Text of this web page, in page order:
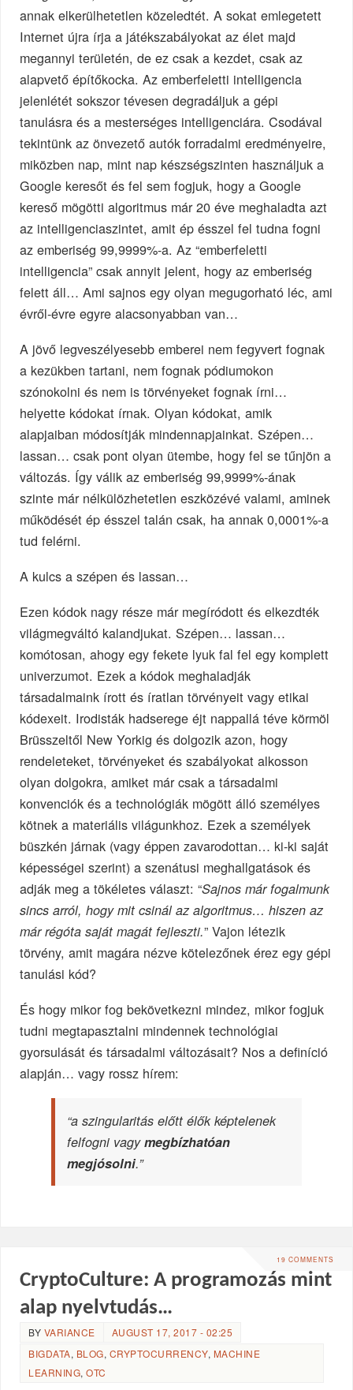
annak elkerülhetetlen közeledtét. A sokat emlegetett
Internet újra írja a játékszabályokat az élet majd
megannyi területén, de ez csak a kezdet, csak az
alapvető építőkocka. Az emberfeletti intelligencia
jelenlétét sokszor tévesen degradáljuk a gépi
tanulásra és a mesterséges intelligenciára. Csodával
tekintünk az önvezető autók forradalmi eredményeire,
miközben nap, mint nap készségszinten használjuk a
Google keresőt és fel sem fogjuk, hogy a Google
kereső mögötti algoritmus már 20 éve meghaladta azt
az intelligenciaszintet, amit ép ésszel fel tudna fogni
az emberiség 99,9999%-a. Az “emberfeletti
intelligencia” csak annyit jelent, hogy az emberiség
felett áll… Ami sajnos egy olyan megugorható léc, ami
évről-évre egyre alacsonyabban van…
A jövő legveszélyesebb emberei nem fegyvert fognak
a kezükben tartani, nem fognak pódiumokon
szónokolni és nem is törvényeket fognak írni…
helyette kódokat írnak. Olyan kódokat, amik
alapjaiban módosítják mindennapjainkat. Szépen…
lassan… csak pont olyan ütembe, hogy fel se tűnjön a
változás. Így válik az emberiség 99,9999%-ának
szinte már nélkülözhetetlen eszközévé valami, aminek
működését ép ésszel talán csak, ha annak 0,0001%-a
tud felérni.
A kulcs a szépen és lassan…
Ezen kódok nagy része már megíródott és elkezdték
világmegváltó kalandjukat. Szépen… lassan…
komótosan, ahogy egy fekete lyuk fal fel egy komplett
univerzumot. Ezek a kódok meghaladják
társadalmaink írott és íratlan törvényeit vagy etikai
kódexeit. Irodisták hadserege éjt nappallá téve körmöl
Brüsszeltől New Yorkig és dolgozik azon, hogy
rendeleteket, törvényeket és szabályokat alkosson
olyan dolgokra, amiket már csak a társadalmi
konvenciók és a technológiák mögött álló személyes
kötnek a materiális világunkhoz. Ezek a személyek
büszkén járnak (vagy éppen zavarodottan… ki-ki saját
képességei szerint) a szenátusi meghallgatások és
adják meg a tökéletes választ: “Sajnos már fogalmunk
sincs arról, hogy mit csinál az algoritmus… hiszen az
már régóta saját magát fejleszti.” Vajon létezik
törvény, amit magára nézve kötelezőnek érez egy gépi
tanulási kód?
És hogy mikor fog bekövetkezni mindez, mikor fogjuk
tudni megtapasztalni mindennek technológiai
gyorsulását és társadalmi változásait? Nos a definíció
alapján… vagy rossz hírem:
“a szingularitás előtt élők képtelenek
felfogni vagymegbízhatóan
megjósolni.”
19 COMMENTS
CryptoCulture: A programozás mint
alap nyelvtudás…
BY VARIANCE
AUGUST 17, 2017 - 02:25
BIGDATA, BLOG, CRYPTOCURRENCY, MACHINE
LEARNING,OTC